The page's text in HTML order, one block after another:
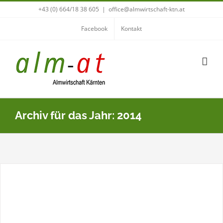
+43 (0) 664/18 38 605 | office@almwirtschaft-ktn.at
Facebook Kontakt
Archiv für das Jahr: 2014
Kärntner Almwirtschaftsverein befragt Mitglieder
Aktuelles